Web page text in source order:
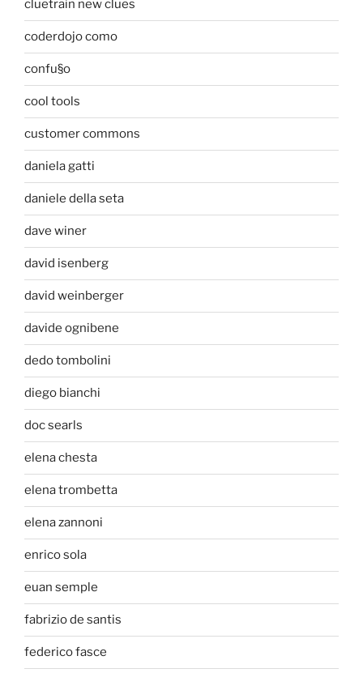
cluetrain new clues
coderdojo como
confu§o
cool tools
customer commons
daniela gatti
daniele della seta
dave winer
david isenberg
david weinberger
davide ognibene
dedo tombolini
diego bianchi
doc searls
elena chesta
elena trombetta
elena zannoni
enrico sola
euan semple
fabrizio de santis
federico fasce